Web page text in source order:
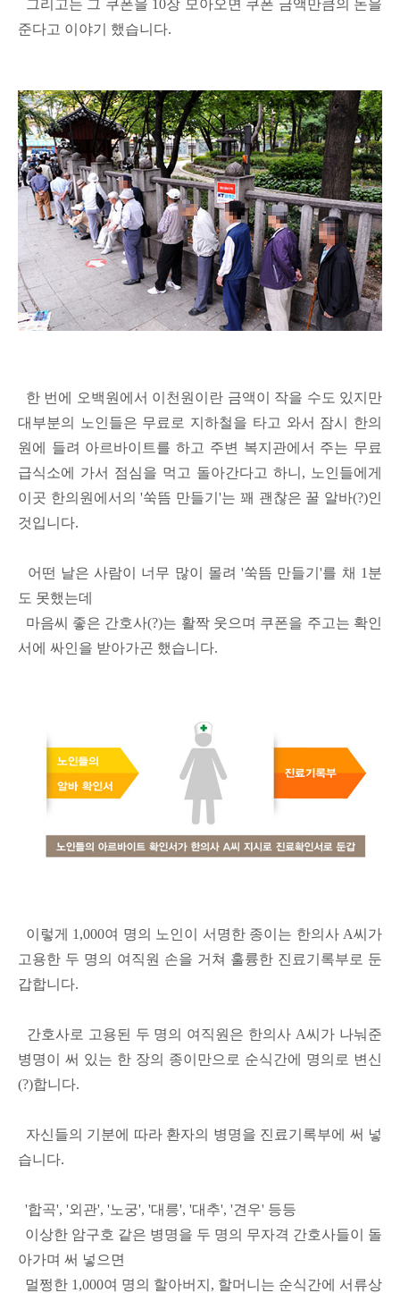
그리고는 그 쿠폰을 10장 모아오면 쿠폰 금액만큼의 돈을
준다고 이야기 했습니다.
한 번에 오백원에서 이천원이란 금액이 작을 수도 있지만
대부분의 노인들은 무료로 지하철을 타고 와서 잠시 한의
원에 들려 아르바이트를 하고 주변 복지관에서 주는 무료
급식소에 가서 점심을 먹고 돌아간다고 하니, 노인들에게
이곳 한의원에서의 '쑥뜸 만들기'는 꽤 괜찮은 꿀 알바(?)인
것입니다.
어떤 날은 사람이 너무 많이 몰려 '쑥뜸 만들기'를 채 1분
도 못했는데
마음씨 좋은 간호사(?)는 활짝 웃으며 쿠폰을 주고는 확인
서에 싸인을 받아가곤 했습니다.
이렇게 1,000여 명의 노인이 서명한 종이는 한의사 A씨가
고용한 두 명의 여직원 손을 거쳐 훌륭한 진료기록부로 둔
갑합니다.
간호사로 고용된 두 명의 여직원은 한의사 A씨가 나눠준
병명이 써 있는 한 장의 종이만으로 순식간에 명의로 변신
(?)합니다.
자신들의 기분에 따라 환자의 병명을 진료기록부에 써 넣
습니다.
'합곡', '외관', '노궁', '대릉', '대추', '견우' 등등
이상한 암구호 같은 병명을 두 명의 무자격 간호사들이 돌
아가며 써 넣으면
멀쩡한 1,000여 명의 할아버지, 할머니는 순식간에 서류상